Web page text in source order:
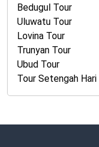
Bedugul Tour
Uluwatu Tour
Lovina Tour
Trunyan Tour
Ubud Tour
Tour Setengah Hari